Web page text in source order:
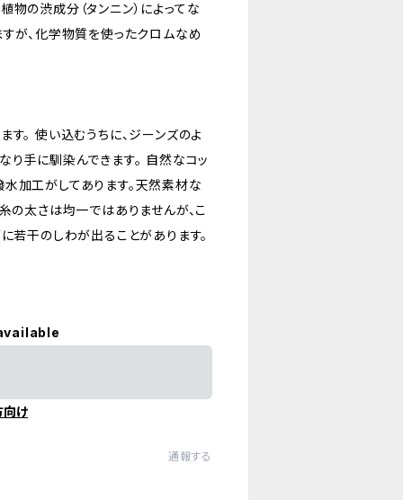
の渋成分（タンニン）によってな
が、化学物質を使ったクロムなめ
。 使い込むうちに、ジーンズのよ
り手に馴染んできます。 自然なコッ
加工がしてあります。天然素材な
の太さは均一ではありませんが、こ
若干のしわが出ることがあります。
向け
通報する